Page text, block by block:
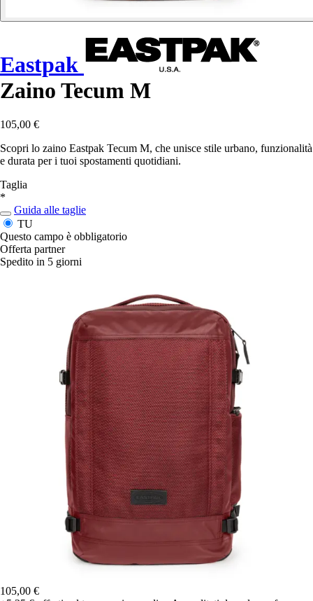
Eastpak
Zaino Tecum M
105,00 €
Scopri lo zaino Eastpak Tecum M, che unisce stile urbano, funzionalità
e durata per i tuoi spostamenti quotidiani.
Taglia
*
Guida alle taglie
TU
Questo campo è obbligatorio
Offerta partner
Spedito in 5 giorni
105,00 €